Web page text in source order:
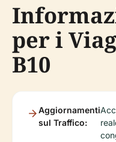
per i
B10
Aggiornamenti
sul Traffico: